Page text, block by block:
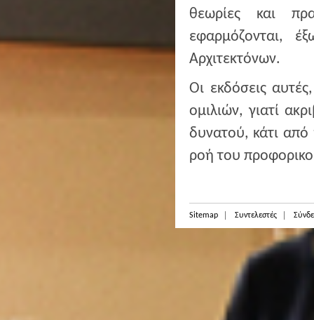
θεωρίες και
εφαρμόζονται,
Αρχιτεκτόνων.
Οι εκδόσεις
ομιλιών, γιατί
δυνατού, κάτι από
ροή του
Sitemap Συντελεστές